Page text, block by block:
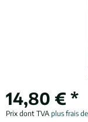
14,80 € *
Prix dont TVA plus frais